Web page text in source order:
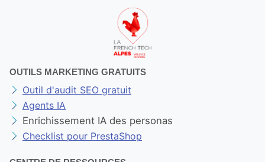
OUTILS MARKETING GRATUITS
Outil d'audit SEO gratuit
Agents IA
Enrichissement IA des personas
Checklist pour PrestaShop